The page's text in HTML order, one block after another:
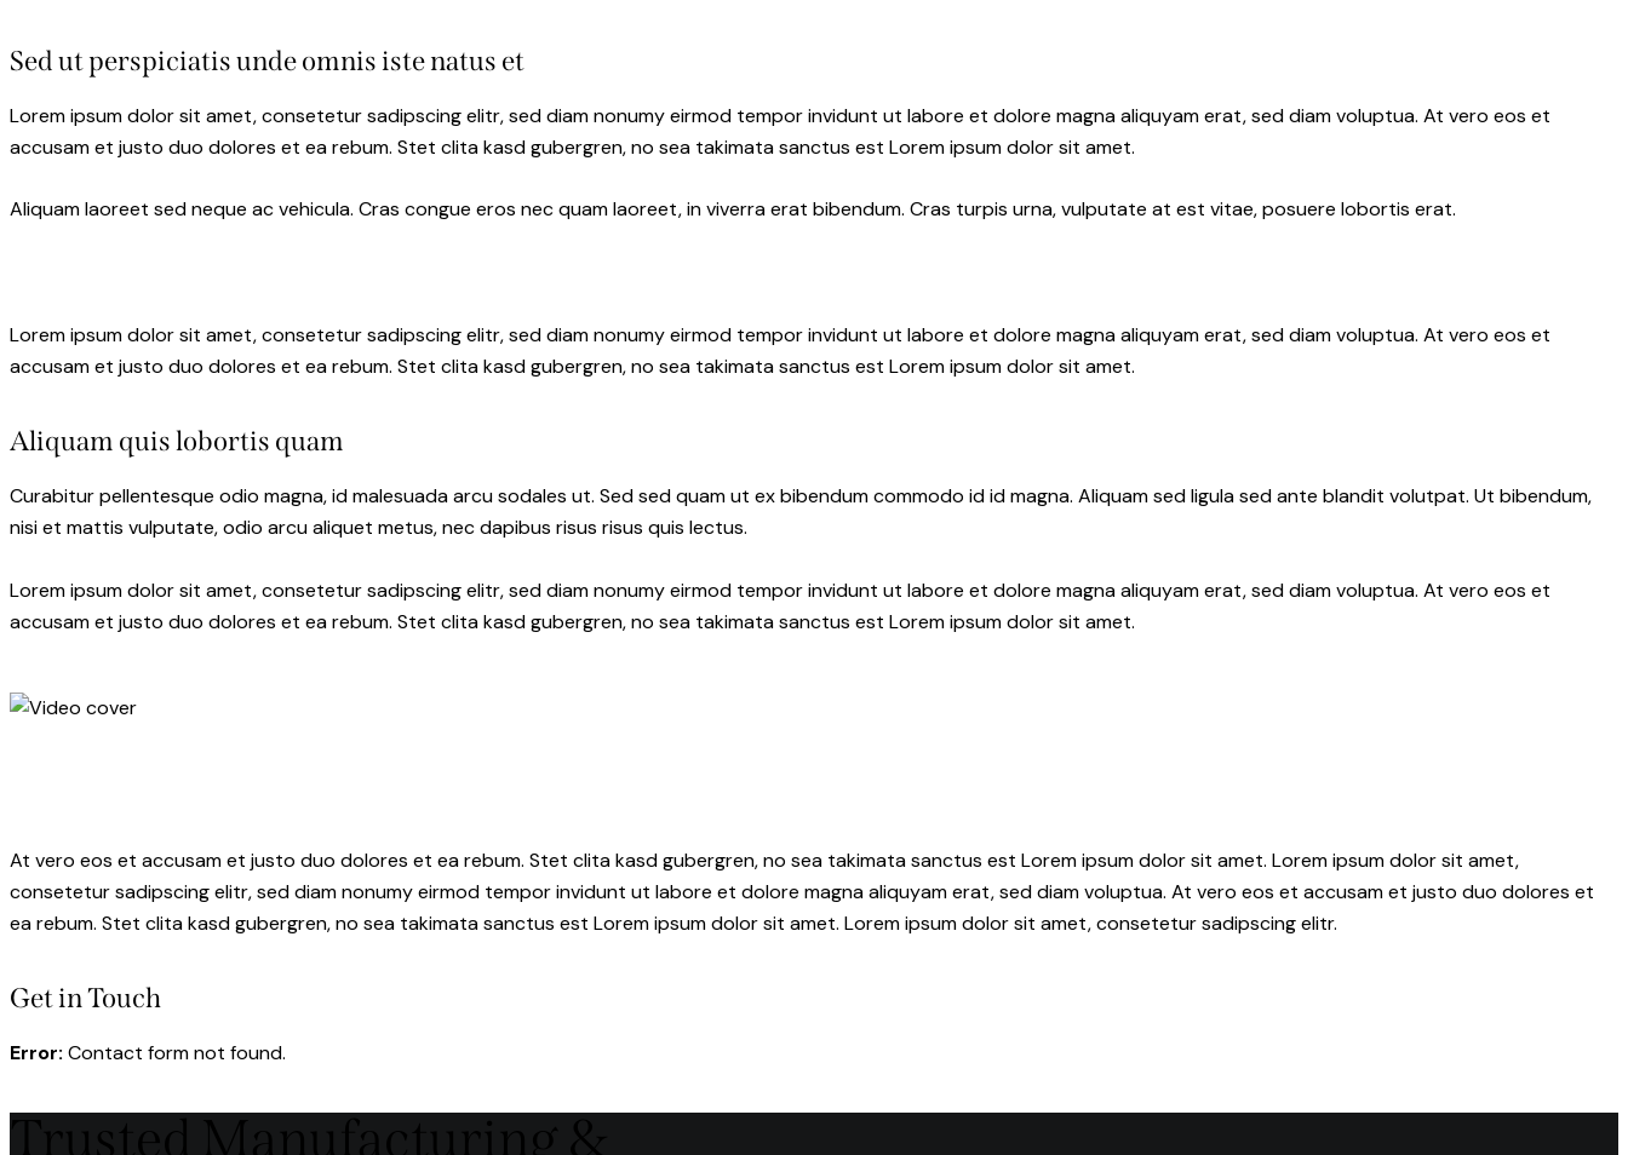
Sed ut perspiciatis unde omnis iste natus et
Lorem ipsum dolor sit amet, consetetur sadipscing elitr, sed diam nonumy eirmod tempor invidunt ut labore et dolore magna aliquyam erat, sed diam voluptua. At vero eos et
accusam et justo duo dolores et ea rebum. Stet clita kasd gubergren, no sea takimata sanctus est Lorem ipsum dolor sit amet.
Aliquam laoreet sed neque ac vehicula. Cras congue eros nec quam laoreet, in viverra erat bibendum. Cras turpis urna, vulputate at est vitae, posuere lobortis erat.
Lorem ipsum dolor sit amet, consetetur sadipscing elitr, sed diam nonumy eirmod tempor invidunt ut labore et dolore magna aliquyam erat, sed diam voluptua. At vero eos et
accusam et justo duo dolores et ea rebum. Stet clita kasd gubergren, no sea takimata sanctus est Lorem ipsum dolor sit amet.
Aliquam quis lobortis quam
Curabitur pellentesque odio magna, id malesuada arcu sodales ut. Sed sed quam ut ex bibendum commodo id id magna. Aliquam sed ligula sed ante blandit volutpat. Ut bibendum,
nisi et mattis vulputate, odio arcu aliquet metus, nec dapibus risus risus quis lectus.
Lorem ipsum dolor sit amet, consetetur sadipscing elitr, sed diam nonumy eirmod tempor invidunt ut labore et dolore magna aliquyam erat, sed diam voluptua. At vero eos et
accusam et justo duo dolores et ea rebum. Stet clita kasd gubergren, no sea takimata sanctus est Lorem ipsum dolor sit amet.
At vero eos et accusam et justo duo dolores et ea rebum. Stet clita kasd gubergren, no sea takimata sanctus est Lorem ipsum dolor sit amet. Lorem ipsum dolor sit amet,
consetetur sadipscing elitr, sed diam nonumy eirmod tempor invidunt ut labore et dolore magna aliquyam erat, sed diam voluptua. At vero eos et accusam et justo duo dolores et
ea rebum. Stet clita kasd gubergren, no sea takimata sanctus est Lorem ipsum dolor sit amet. Lorem ipsum dolor sit amet, consetetur sadipscing elitr.
Get in Touch
Error: Contact form not found.